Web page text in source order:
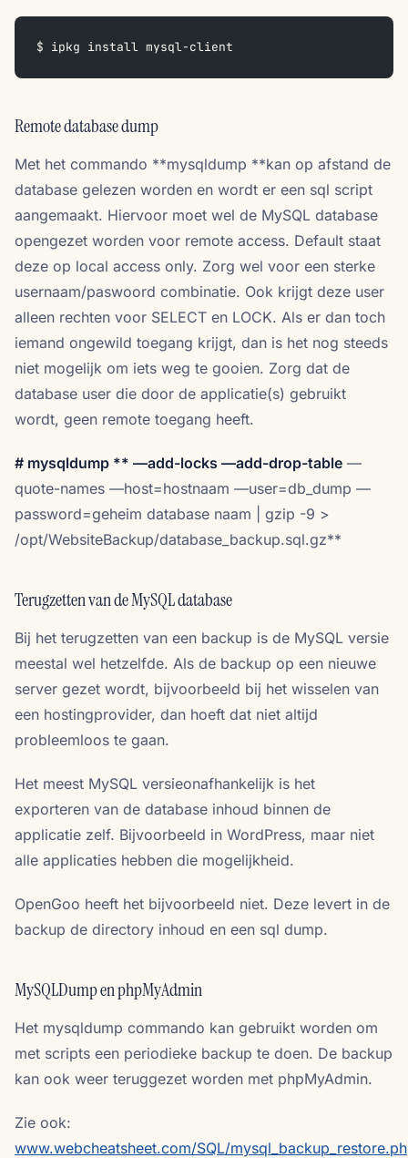
$ ipkg install mysql-client
Remote database dump
Met het commando **mysqldump **kan op afstand de
database gelezen worden en wordt er een sql script
aangemaakt. Hiervoor moet wel de MySQL database
opengezet worden voor remote access. Default staat
deze op local access only. Zorg wel voor een sterke
usernaam/paswoord combinatie. Ook krijgt deze user
alleen rechten voor SELECT en LOCK. Als er dan toch
iemand ongewild toegang krijgt, dan is het nog steeds
niet mogelijk om iets weg te gooien. Zorg dat de
database user die door de applicatie(s) gebruikt
wordt, geen remote toegang heeft.
# mysqldump ** —add-locks —add-drop-table —
quote-names —host=hostnaam —user=db_dump —
password=geheim database naam | gzip -9 >
/opt/WebsiteBackup/database_backup.sql.gz**
Terugzetten van de MySQL database
Bij het terugzetten van een backup is de MySQL versie
meestal wel hetzelfde. Als de backup op een nieuwe
server gezet wordt, bijvoorbeeld bij het wisselen van
een hostingprovider, dan hoeft dat niet altijd
probleemloos te gaan.
Het meest MySQL versieonafhankelijk is het
exporteren van de database inhoud binnen de
applicatie zelf. Bijvoorbeeld in WordPress, maar niet
alle applicaties hebben die mogelijkheid.
OpenGoo heeft het bijvoorbeeld niet. Deze levert in de
backup de directory inhoud en een sql dump.
MySQLDump en phpMyAdmin
Het mysqldump commando kan gebruikt worden om
met scripts een periodieke backup te doen. De backup
kan ook weer teruggezet worden met phpMyAdmin.
Zie ook:
www.webcheatsheet.com/SQL/